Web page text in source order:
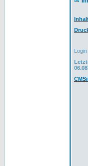
Login